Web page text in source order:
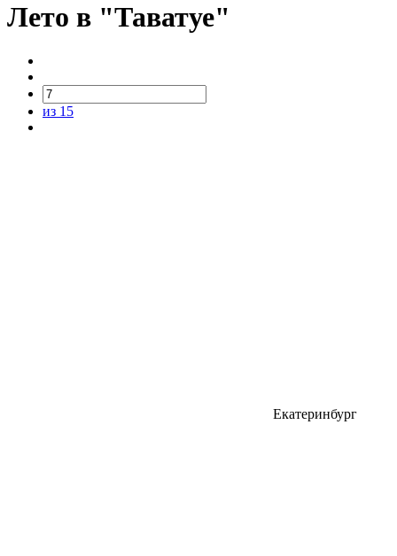
Лето в "Таватуе"
из 15
Екатеринбург